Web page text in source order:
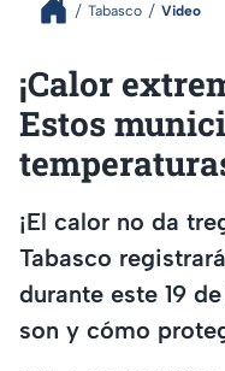
Tabasco Video
¡Calor
Estos
¡El calor no da
Tabasco
durante este 19
son y cómo